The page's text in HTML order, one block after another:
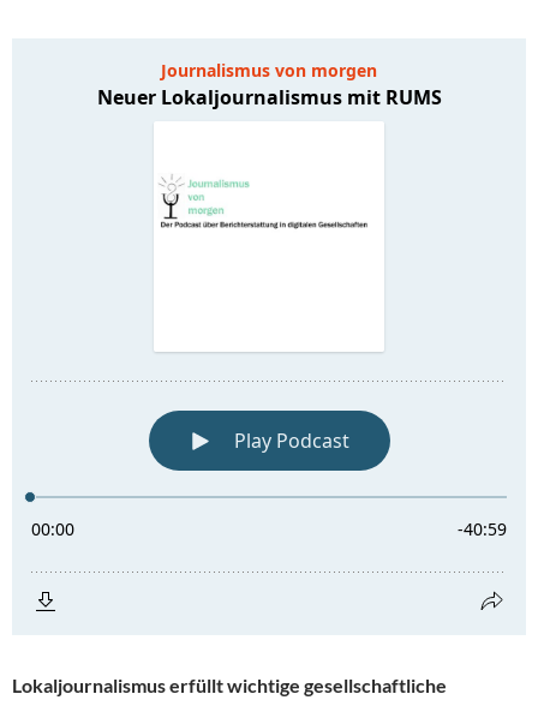
Lokaljournalismus erfüllt wichtige gesellschaftliche